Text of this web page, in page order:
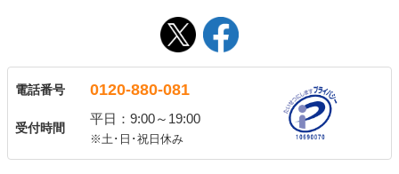
電話番号 0120-880-081
受付時間
平日：9:00～19:00
※土･日･祝日休み